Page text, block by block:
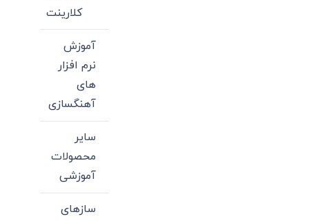
کلارینت
آموزش
نرم افزار
های
آهنگسازی
سایر
محصولات
آموزشی
سازهای